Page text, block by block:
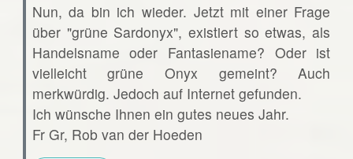
Nun, da bin ich wieder. Jetzt mit einer Frage
über "grüne Sardonyx", existiert so etwas, als
Handelsname oder Fantasiename? Oder ist
vielleicht grüne Onyx gemeint? Auch
merkwürdig. Jedoch auf Internet gefunden.
Ich wünsche Ihnen ein gutes neues Jahr.
Fr Gr, Rob van der Hoeden